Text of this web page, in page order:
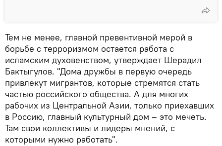
Тем не менее, главной превентивной мерой в
борьбе с терроризмом остается работа с
исламским духовенством, утверждает Шерадил
Бактыгулов. "Дома дружбы в первую очередь
привлекут мигрантов, которые стремятся стать
частью российского общества. А для многих
рабочих из Центральной Азии, только приехавших
в Россию, главный культурный дом – это мечеть.
Там свои коллективы и лидеры мнений, с
которыми нужно работать".